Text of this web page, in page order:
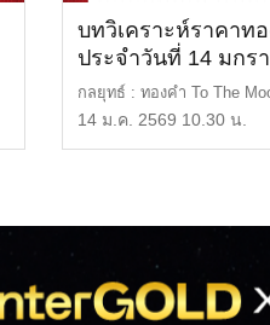
บทวิเคราะห์ราคาท
ประจำวันที่ 14 มกร
กลยุทธ์ : ทองคำ To The
$4,550 หรือ 68,000 […]
14 ม.ค. 2569 10.30 น.